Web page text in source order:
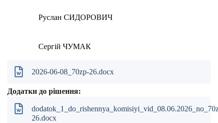
Руслан СИДОРОВИЧ
Сергій ЧУМАК
2026-06-08_70zp-26.docx
Додатки до рішення:
26.docx